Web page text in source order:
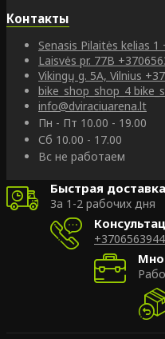
Контакты
Senasis Pilaitės kelias 1
Laisvės pr. 77B
Vikingų g. 5A, Vilnius
bike_shop_shop_4
info@dviraciuarena.lt
Пн - Пт 10.00 - 19.00
Сб 10.00 - 17.00
Вс не работаем
Быстрая доставка
За 1-2 рабочих дня